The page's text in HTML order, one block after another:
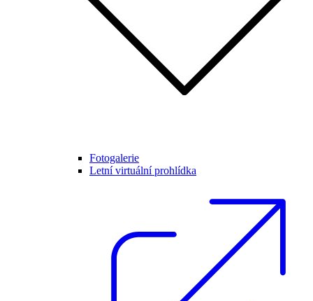
Fotogalerie
Letní virtuální prohlídka